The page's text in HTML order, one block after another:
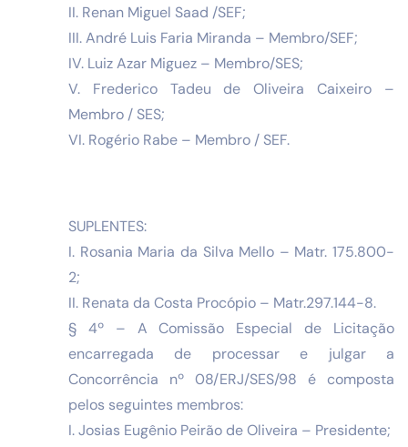
II. Renan Miguel Saad /SEF;
III. André Luis Faria Miranda – Membro/SEF;
IV. Luiz Azar Miguez – Membro/SES;
V. Frederico Tadeu de Oliveira Caixeiro –
Membro / SES;
VI. Rogério Rabe – Membro / SEF.
SUPLENTES:
I. Rosania Maria da Silva Mello – Matr. 175.800-
2;
II. Renata da Costa Procópio – Matr.297.144-8.
§ 4º – A Comissão Especial de Licitação
encarregada de processar e julgar a
Concorrência nº 08/ERJ/SES/98 é composta
pelos seguintes membros:
I. Josias Eugênio Peirão de Oliveira – Presidente;